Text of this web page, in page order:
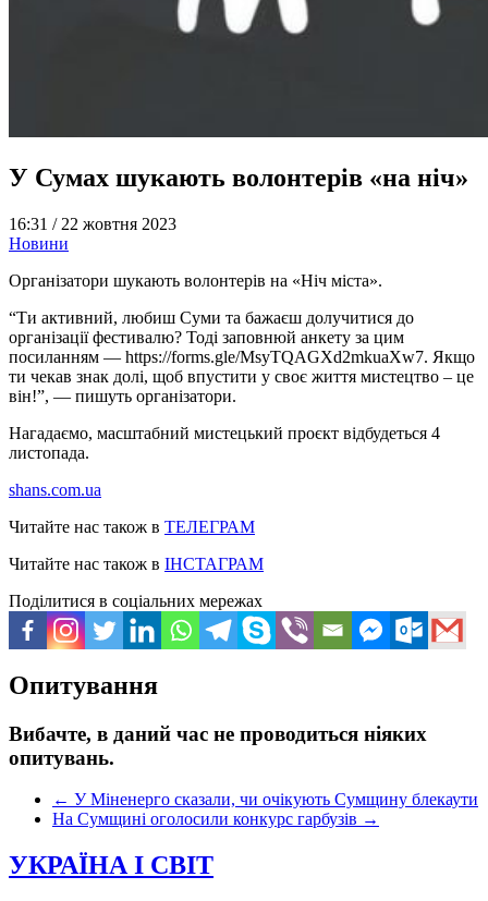
У Сумах шукають волонтерів «на ніч»
16:31 / 22 жовтня 2023
Новини
Організатори шукають волонтерів на «Ніч міста».
“Ти активний, любиш Суми та бажаєш долучитися до
організації фестивалю? Тоді заповнюй анкету за цим
посиланням — https://forms.gle/MsyTQAGXd2mkuaXw7. Якщо
ти чекав знак долі, щоб впустити у своє життя мистецтво – це
він!”, — пишуть організатори.
Нагадаємо, масштабний мистецький проєкт відбудеться 4
листопада.
shans.com.ua
Читайте нас також в ТЕЛЕГРАМ
Читайте нас також в ІНСТАГРАМ
Поділитися в соціальних мережах
Опитування
Вибачте, в даний час не проводиться ніяких
опитувань.
← У Міненерго сказали, чи очікують Сумщину блекаути
На Сумщині оголосили конкурс гарбузів →
УКРАЇНА І СВІТ